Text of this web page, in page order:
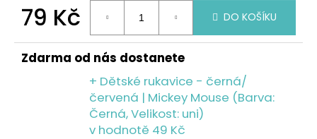
79 Kč
cena:
DO KOŠÍKU
Zdarma od nás dostanete
+ Dětské rukavice - černá/
červená | Mickey Mouse (Barva:
Černá, Velikost: uni)
v hodnotě 49 Kč
o
p